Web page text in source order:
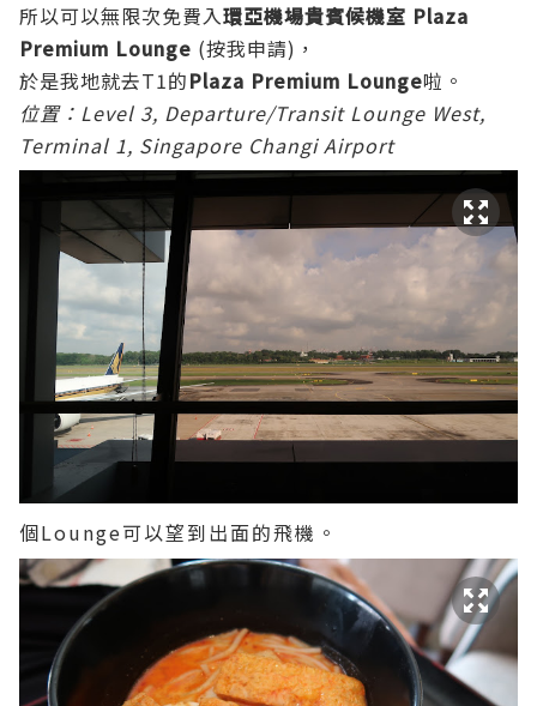
所以可以無限次免費入環亞機場貴賓候機室 Plaza
Premium Lounge (按我申請)，
於是我地就去T1的Plaza Premium Lounge啦。
位置：Level 3, Departure/Transit Lounge West,
Terminal 1, Singapore Changi Airport
個Lounge可以望到出面的飛機。